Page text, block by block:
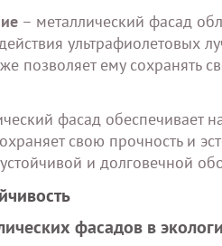
– металлический фасад
ультрафиолетовых
позволяет ему
фасад обеспечивает
свою прочность и
и долговечной
фасадов в